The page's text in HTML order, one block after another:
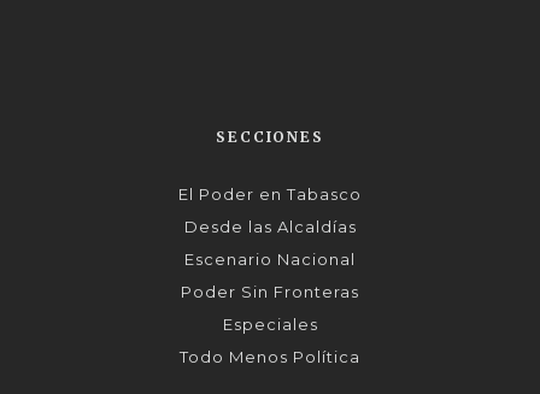
SECCIONES
El Poder en Tabasco
Desde las Alcaldías
Escenario Nacional
Poder Sin Fronteras
Especiales
Todo Menos Política